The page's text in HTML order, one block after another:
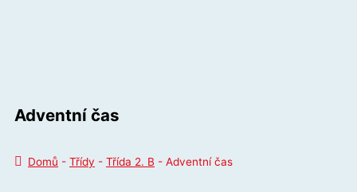
Adventní čas
Domů - Třídy - Třída 2. B - Adventní čas